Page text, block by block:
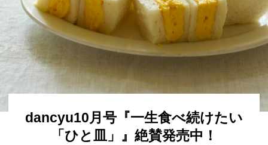
dancyu10月号『一生食べ続けたい
「ひと皿」』絶賛発売中！